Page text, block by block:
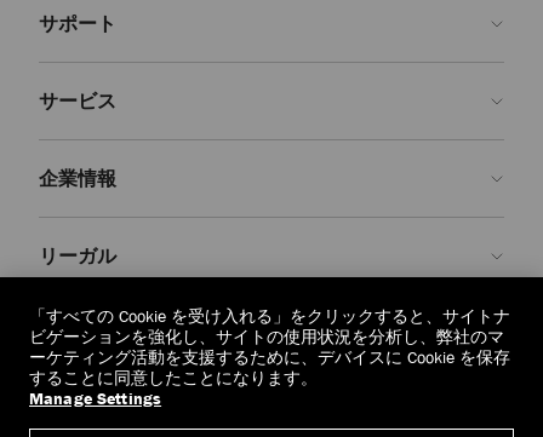
パール、クリスタルで装飾を施し、モダンなアクセントを添えた、美し
ルに気取らないフラットシューズ、どの1足を選んでも、存在感を放
スニーカー
なラグジュアリーを再定義します。 ステートメントなソールからミニ
ブーツ
た、クラシックなアンクルブーツやニーハイブーツをご紹介します。
実用性と華やかさが調和したデザインは、シーズンを重ねても色褪せな
いように仕立てられています。
サポート
よくあるご質問
返品を申請
配送
交換・返品
サービス
Made-to-Order
保証
企業情報
ブランドの歴史
JC World
社会への貢献
私たちの責任
クラフツマンシップ
リーガル
プライバシーポリシー
利用規約
忘れられる権利
個人情報開示請求フォーム
regionselector.country. (€)
「すべての Cookie を受け入れる」をクリックすると、サイトナ
ビゲーションを強化し、サイトの使用状況を分析し、弊社のマ
ーケティング活動を支援するために、デバイスに Cookie を保存
することに同意したことになります。
Manage Settings